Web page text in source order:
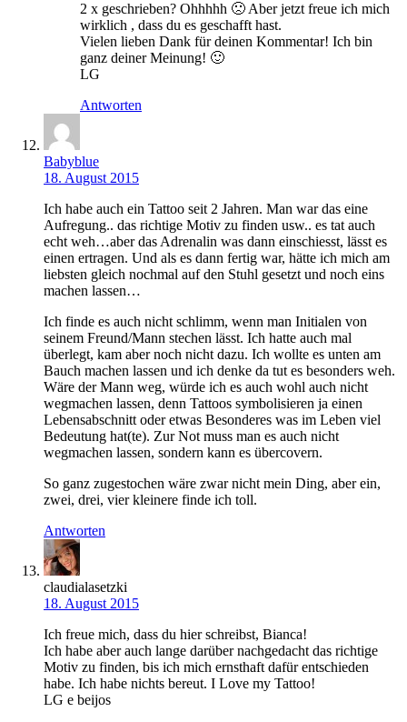
2 x geschrieben? Ohhhhh 🙁 Aber jetzt freue ich mich
wirklich , dass du es geschafft hast.
Vielen lieben Dank für deinen Kommentar! Ich bin
ganz deiner Meinung! 🙂
LG
Antworten
Babyblue
18. August 2015
Ich habe auch ein Tattoo seit 2 Jahren. Man war das eine
Aufregung.. das richtige Motiv zu finden usw.. es tat auch
echt weh…aber das Adrenalin was dann einschiesst, lässt es
einen ertragen. Und als es dann fertig war, hätte ich mich am
liebsten gleich nochmal auf den Stuhl gesetzt und noch eins
machen lassen…
Ich finde es auch nicht schlimm, wenn man Initialen von
seinem Freund/Mann stechen lässt. Ich hatte auch mal
überlegt, kam aber noch nicht dazu. Ich wollte es unten am
Bauch machen lassen und ich denke da tut es besonders weh.
Wäre der Mann weg, würde ich es auch wohl auch nicht
wegmachen lassen, denn Tattoos symbolisieren ja einen
Lebensabschnitt oder etwas Besonderes was im Leben viel
Bedeutung hat(te). Zur Not muss man es auch nicht
wegmachen lassen, sondern kann es übercovern.
So ganz zugestochen wäre zwar nicht mein Ding, aber ein,
zwei, drei, vier kleinere finde ich toll.
Antworten
claudialasetzki
18. August 2015
Ich freue mich, dass du hier schreibst, Bianca!
Ich habe aber auch lange darüber nachgedacht das richtige
Motiv zu finden, bis ich mich ernsthaft dafür entschieden
habe. Ich habe nichts bereut. I Love my Tattoo!
LG e beijos